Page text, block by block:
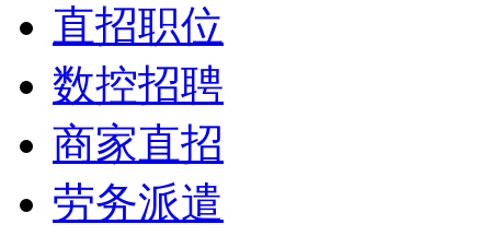
直招职位
数控招聘
商家直招
劳务派遣